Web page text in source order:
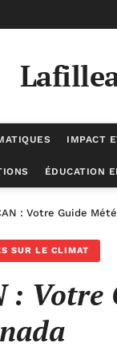
IMPACT
ÉDUCATION
: Votre Guide
SUR LE CLIMAT
Votre